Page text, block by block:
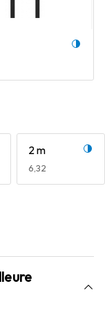
2 m
EUR
6,32